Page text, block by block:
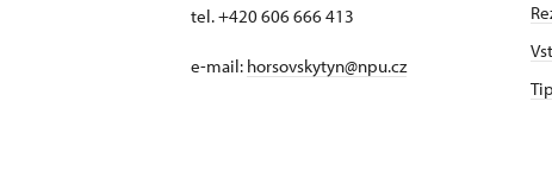
tel. +420 606 666 413
e-mail: horsovskytyn@npu.cz